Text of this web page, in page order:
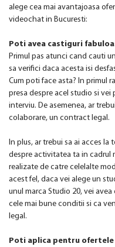
alege cea mai avantajoasa
videochat in Bucuresti:
Poti avea castiguri
Primul pas atunci cand cauti
sa verifici daca acesta isi
Cum poti face asta? In primul
presa despre acel studio si
interviu. De asemenea, ar
colaborare, un contract legal.
In plus, ar trebui sa ai acces
despre activitatea ta in cadrul
realizate de catre celelalte
acest fel, daca vei alege un
unul marca Studio 20, vei
cele mai bune conditii si ca
legal.
Poti aplica pentru